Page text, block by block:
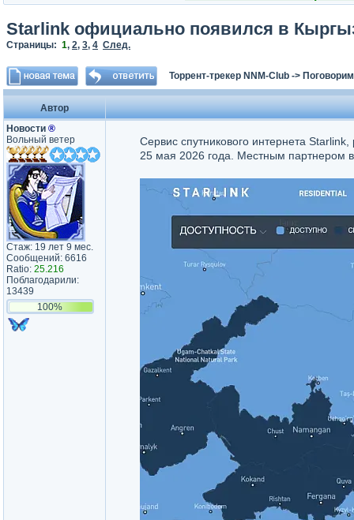
Starlink официально появился в
Страницы: 1, 2, 3, 4 След.
Торрент-трекер NNM-Club -> Поговорим
Автор
Новости ®
Вольный ветер
Стаж: 19 лет 9 мес.
Сообщений: 6616
Ratio: 25.216
Поблагодарили:
13439
100%
Сервис спутникового интернета
25 мая 2026 года. Местным партнером